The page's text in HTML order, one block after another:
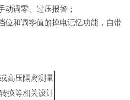
动调零、过压报警；
位和调零值的掉电记忆功能，自带
高压隔离测量
换等相关设计